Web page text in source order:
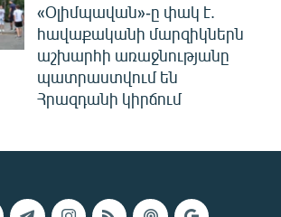
«Օլիմպավան»-ը փակ է.
հավաքականի մարզիկներն
աշխարհի առաջնությանը
պատրաստվում են
Հրազդանի կիրճում